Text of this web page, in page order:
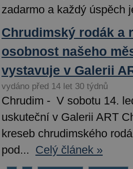
zadarmo a každý úspěch
Chrudimský rodák a
osobnost našeho
vystavuje v Galerii
vydáno před 14 let 30 týdnů
Chrudim - V sobotu 14.
uskuteční v Galerii ART
kreseb chrudimského
pod... Celý článek »